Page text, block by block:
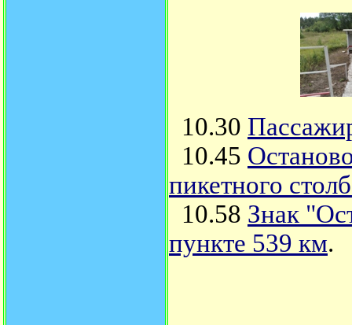
10.30
10.45
пикетного
10.58 Знак
пункте 539 км.